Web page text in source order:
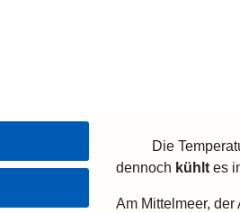
Die
dennoch kühlt es
Am Mittelmeer,